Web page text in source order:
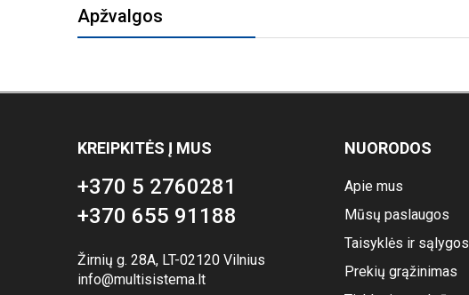
Apžvalgos
KREIPKITĖS Į MUS
+370 5 2760281
+370 655 91188
Žirnių g. 28A, LT-02120 Vilnius
info@multisistema.lt
NUORODOS
Apie mus
Mūsų paslaugos
Taisyklės ir sąlygos
Prekių grąžinimas